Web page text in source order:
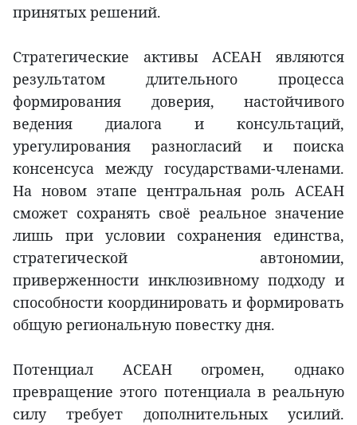
принятых решений.
Стратегические активы АСЕАН являются
результатом длительного процесса
формирования доверия, настойчивого
ведения диалога и консультаций,
урегулирования разногласий и поиска
консенсуса между государствами-членами.
На новом этапе центральная роль АСЕАН
сможет сохранять своё реальное значение
лишь при условии сохранения единства,
стратегической автономии,
приверженности инклюзивному подходу и
способности координировать и формировать
общую региональную повестку дня.
Потенциал АСЕАН огромен, однако
превращение этого потенциала в реальную
силу требует дополнительных усилий.